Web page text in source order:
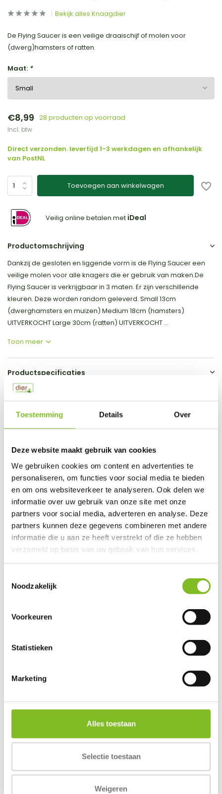
Toestemming Details Over
Deze website maakt gebruik van cookies
We gebruiken cookies om content en advertenties te
personaliseren, om functies voor social media te bieden
en om ons websiteverkeer te analyseren. Ook delen we
informatie over uw gebruik van onze site met onze
partners voor social media, adverteren en analyse. Deze
partners kunnen deze gegevens combineren met andere
informatie die u aan ze heeft verstrekt of die ze hebben
verzameld op basis van uw gebruik van hun services.
Noodzakelijk
Voorkeuren
Statistieken
Marketing
Alles toestaan
Selectie toestaan
Weigeren
Bekijk alles Knaagdier
De Flying Saucer is een veilige draaischijf of molen voor
(dwerg)hamsters of ratten.
Maat: *
€8,99 28 producten op voorraad
Incl. btw
Direct verzonden. levertijd 1-3 werkdagen en afhankelijk
van PostNL
Toevoegen aan winkelwagen
Veilig online betalen met iDeal
Productomschrijving
Dankzij de gesloten en liggende vorm is de Flying Saucer een
veilige molen voor alle knagers die er gebruik van maken.De
Flying Saucer is verkrijgbaar in 3 maten. Er zijn verschillende
kleuren. Deze worden random geleverd. Small 13cm
(dwerghamsters en muizen) Medium 18cm (hamsters)
UITVERKOCHT Large 30cm (ratten) UITVERKOCHT ...
Toon meer
Productspecificaties
Do you have a question about this product?
Our employee is happy to help you find the right product
Send mail
This product is available in the following variants:
Gerelateerde producten
Incl. btw Incl. btw
Reviews
Based on 0 reviews
Schrijf je eigen review